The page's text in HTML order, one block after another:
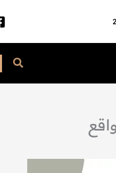
البحث